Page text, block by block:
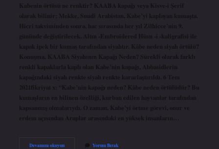
Kabenin örtüsü ne renktir? KAABA kapağı veya Kisve-i Şerif
olarak bilinir; Mekke, Suudi Arabistan, Kabe’yi kaplayan kumaşta.
Hicri takviminden sonra, hac sırasında her yıl Zilhicce’nin 9.
gününde değiştirilecek. Altın -Embroidered Hüsn -i -kaligrafisi ile
kapak ipek bir kumaş tarafından siyahtır. Kâbe neden siyah örtülü?
Konuşma. KAABA Siyahının Kapağı Neden? Sürekli olarak farklı
renkli kapaklarla kaplı olan Kabe’nin kapağı, Abbasidlerin
kapağındaki siyah renkte siyah renkte kararlaştırıldı. 6 Tem
2021fikriyat x: “Kabe’nin kapağı neden? Kâbe neden örtülüdür? Bu
kumaşların en bilinen özelliği, kurban edilen hayvanlar tarafından
kapsanmış olmalarıydı. O zaman, Kabe’yi örtme görevi, onur ve
erdem açısından Araplar arasındaki en yüksek insanların…
Devamını okuyunKâbe
Yorum Bırak